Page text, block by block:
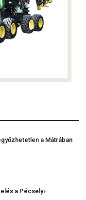
a Mátrában
a Pécselyi-